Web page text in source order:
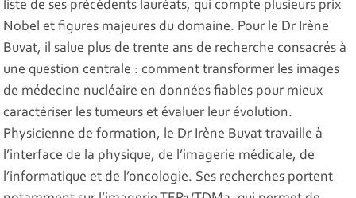
liste de ses précédents lauréats, qui compte plusieurs prix
Nobel et figures majeures du domaine. Pour le Dr Irène
Buvat, il salue plus de trente ans de recherche consacrés à
une question centrale : comment transformer les images
de médecine nucléaire en données fiables pour mieux
caractériser les tumeurs et évaluer leur évolution.
Physicienne de formation, le Dr Irène Buvat travaille à
l’interface de la physique, de l’imagerie médicale, de
l’informatique et de l’oncologie. Ses recherches portent